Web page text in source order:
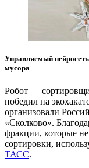
Управляемый
мусора
Робот —
победил на
организовали
«Сколково».
фракции, которые
сортировки,
ТАСС.